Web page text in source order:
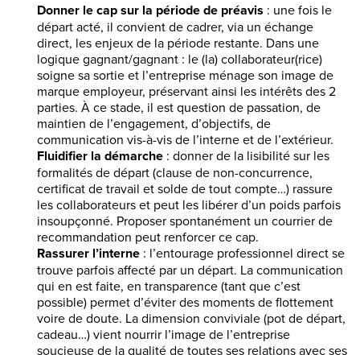
Donner le cap sur la période de préavis : une fois le
départ acté, il convient de cadrer, via un échange
direct, les enjeux de la période restante. Dans une
logique gagnant/gagnant : le (la) collaborateur(rice)
soigne sa sortie et l’entreprise ménage son image de
marque employeur, préservant ainsi les intérêts des 2
parties. À ce stade, il est question de passation, de
maintien de l’engagement, d’objectifs, de
communication vis-à-vis de l’interne et de l’extérieur.
Fluidifier la démarche : donner de la lisibilité sur les
formalités de départ (clause de non-concurrence,
certificat de travail et solde de tout compte…) rassure
les collaborateurs et peut les libérer d’un poids parfois
insoupçonné. Proposer spontanément un courrier de
recommandation peut renforcer ce cap.
Rassurer l’interne : l’entourage professionnel direct se
trouve parfois affecté par un départ. La communication
qui en est faite, en transparence (tant que c’est
possible) permet d’éviter des moments de flottement
voire de doute. La dimension conviviale (pot de départ,
cadeau…) vient nourrir l’image de l’entreprise
soucieuse de la qualité de toutes ses relations avec ses